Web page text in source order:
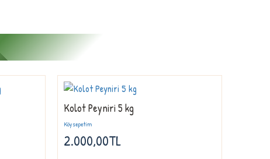
Köysepetim
Kolot Peyniri 5 kg
2.000,00TL